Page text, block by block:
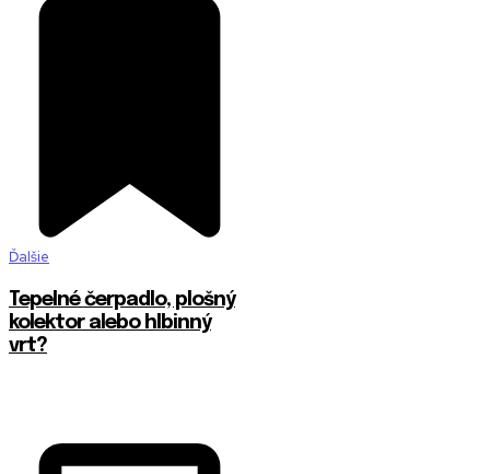
Ďalšie
Tepelné čerpadlo, plošný
kolektor alebo hlbinný
vrt?